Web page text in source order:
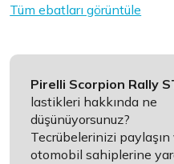
Tüm ebatları görüntüle
Pirelli Scorpion Rally
lastikleri hakkında ne
düşünüyorsunuz?
Tecrübelerinizi
otomobil sahiplerine